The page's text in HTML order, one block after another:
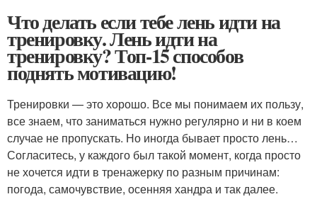
Что делать если тебе лень идти на
тренировку. Лень идти на
тренировку? Топ-15 способов
поднять мотивацию!
Тренировки — это хорошо. Все мы понимаем их пользу,
все знаем, что заниматься нужно регулярно и ни в коем
случае не пропускать. Но иногда бывает просто лень…
Согласитесь, у каждого был такой момент, когда просто
не хочется идти в тренажерку по разным причинам:
погода, самочувствие, осенняя хандра и так далее.